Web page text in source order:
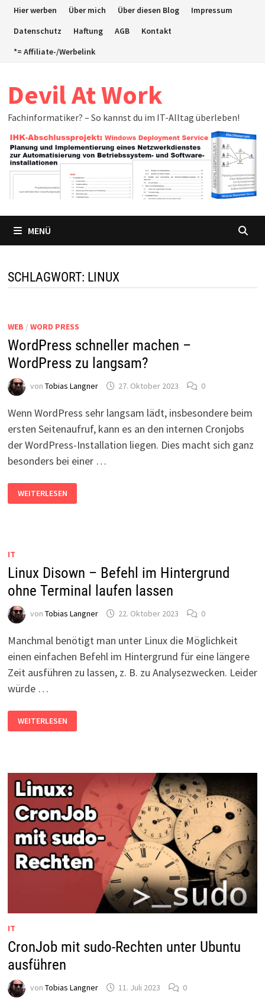
ZumHier werben Über mich Über diesen Blog
Impressum
Datenschutz
Haftung AGB
Kontakt
*= Affiliate-/Werbelink
Devil At Work
Fachinformatiker? – So kannst du im IT-Alltag überleben!
MENÜ
SCHLAGWORT: LINUX
WEB / WORD PRESS
WordPress schneller machen –
WordPress zu langsam?
von Tobias Langner 27. Oktober 2023 0
Wenn WordPress sehr langsam lädt, insbesondere beim
ersten Seitenaufruf, kann es an den internen Cronjobs
der WordPress-Installation liegen. Dies macht sich ganz
besonders bei einer …
WORDPRESS
SCHNELLER
MACHEN
WEITERLESEN
IT
Linux Disown – Befehl im Hintergrund
ohne Terminal laufen lassen
von Tobias Langner 22. Oktober 2023 0
Manchmal benötigt man unter Linux die Möglichkeit
einen einfachen Befehl im Hintergrund für eine längere
Zeit ausführen zu lassen, z. B. zu Analysezwecken. Leider
würde …
LINUX
DISOWN
–
TERMINAL
LAUFEN
LASSEN
WEITERLESEN
IT
CronJob mit sudo-Rechten unter Ubuntu
ausführen
von Tobias Langner 11. Juli 2023 0